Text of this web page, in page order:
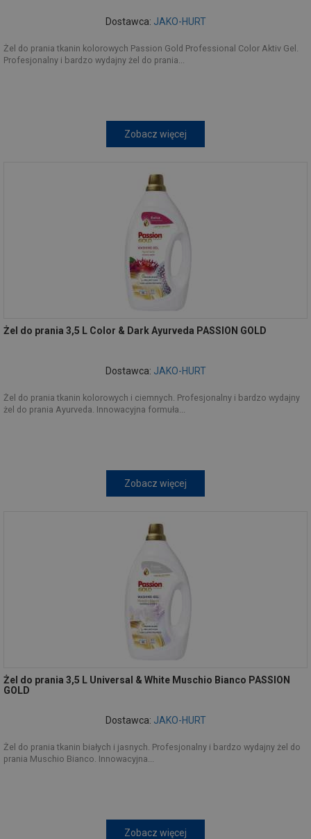
Dostawca: JAKO-HURT
Żel do prania tkanin kolorowych Passion Gold Professional Color Aktiv Gel.
Profesjonalny i bardzo wydajny żel do prania...
Zobacz więcej
Żel do prania 3,5 L Color & Dark Ayurveda PASSION GOLD
Dostawca: JAKO-HURT
Żel do prania tkanin kolorowych i ciemnych. Profesjonalny i bardzo wydajny
żel do prania Ayurveda. Innowacyjna formuła...
Zobacz więcej
Żel do prania 3,5 L Universal & White Muschio Bianco PASSION
GOLD
Dostawca: JAKO-HURT
Żel do prania tkanin białych i jasnych. Profesjonalny i bardzo wydajny żel do
prania Muschio Bianco. Innowacyjna...
Zobacz więcej